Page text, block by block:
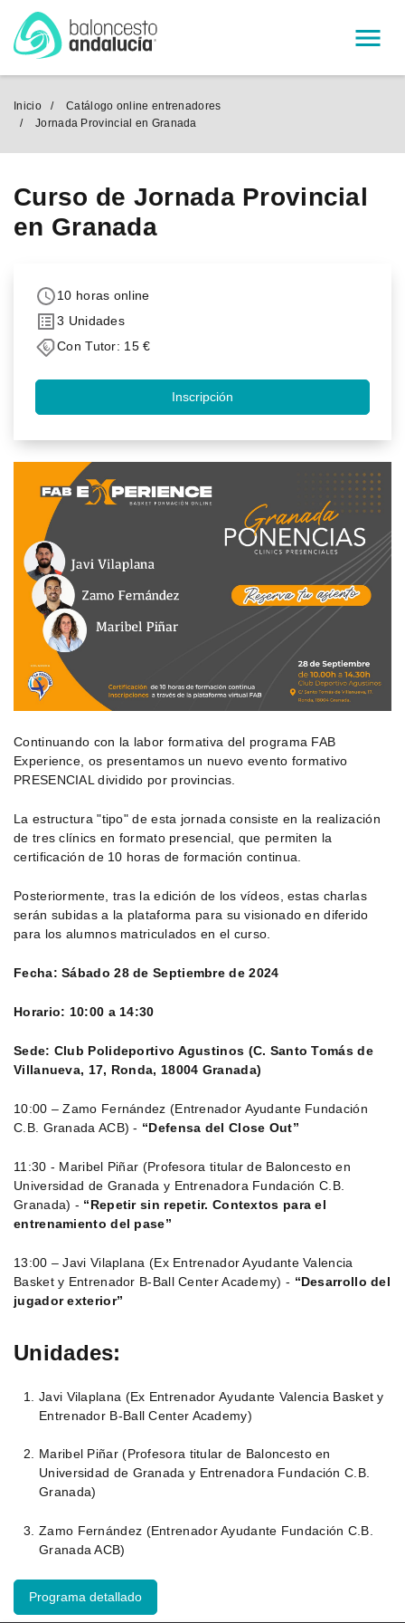
Menú
Inicio
Catálogo online entrenadores
Jornada Provincial en Granada
Curso de Jornada Provincial
en Granada
10 horas online
3 Unidades
Con Tutor: 15 €
Inscripción
Continuando con la labor formativa del programa FAB
Experience, os presentamos un nuevo evento formativo
PRESENCIAL dividido por provincias.
La estructura "tipo" de esta jornada consiste en la realización
de tres clínics en formato presencial, que permiten la
certificación de 10 horas de formación continua.
Posteriormente, tras la edición de los vídeos, estas charlas
serán subidas a la plataforma para su visionado en diferido
para los alumnos matriculados en el curso.
Fecha: Sábado 28 de Septiembre de 2024
Horario: 10:00 a 14:30
Sede: Club Polideportivo Agustinos (C. Santo Tomás de
Villanueva, 17, Ronda, 18004 Granada)
10:00 – Zamo Fernández (Entrenador Ayudante Fundación
C.B. Granada ACB) - “Defensa del Close Out”
11:30 - Maribel Piñar (Profesora titular de Baloncesto en
Universidad de Granada y Entrenadora Fundación C.B.
Granada) - “Repetir sin repetir. Contextos para el
entrenamiento del pase”
13:00 – Javi Vilaplana (Ex Entrenador Ayudante Valencia
Basket y Entrenador B-Ball Center Academy) - “Desarrollo del
jugador exterior”
Unidades:
Javi Vilaplana (Ex Entrenador Ayudante Valencia Basket y
Entrenador B-Ball Center Academy)
Maribel Piñar (Profesora titular de Baloncesto en
Universidad de Granada y Entrenadora Fundación C.B.
Granada)
Zamo Fernández (Entrenador Ayudante Fundación C.B.
Granada ACB)
Programa detallado